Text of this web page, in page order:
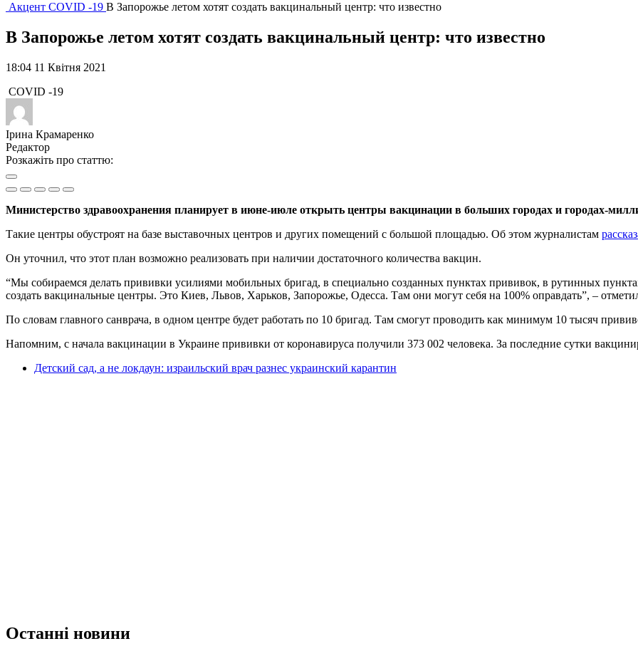
Акцент COVID -19 В Запорожье летом хотят создать вакцинальный центр: что известно
В Запорожье летом хотят создать вакцинальный центр: что известно
18:04 11 Квітня 2021
COVID -19
Ірина Крамаренко
Редактор
Розкажіть про статтю:
Министерство здравоохранения планирует в июне-июле открыть центры вакцинации в больших городах и городах-
Такие центры обустроят на базе выставочных центров и других помещений с большой площадью. Об этом журналистам
Он уточнил, что этот план возможно реализовать при наличии достаточного количества вакцин.
“Мы собираемся делать прививки усилиями мобильных бригад, в специально созданных пунктах прививок, в рутинных
создать вакцинальные центры. Это Киев, Львов, Харьков, Запорожье, Одесса. Там они могут себя на 100% оправдать”, –
По словам главного санврача, в одном центре будет работать по 10 бригад. Там смогут проводить как минимум 10 тысяч
Напомним, с начала вакцинации в Украине прививки от коронавируса получили 373 002 человека. За последние сутки
Детский сад, а не локдаун: израильский врач разнес украинский карантин
Останні новини